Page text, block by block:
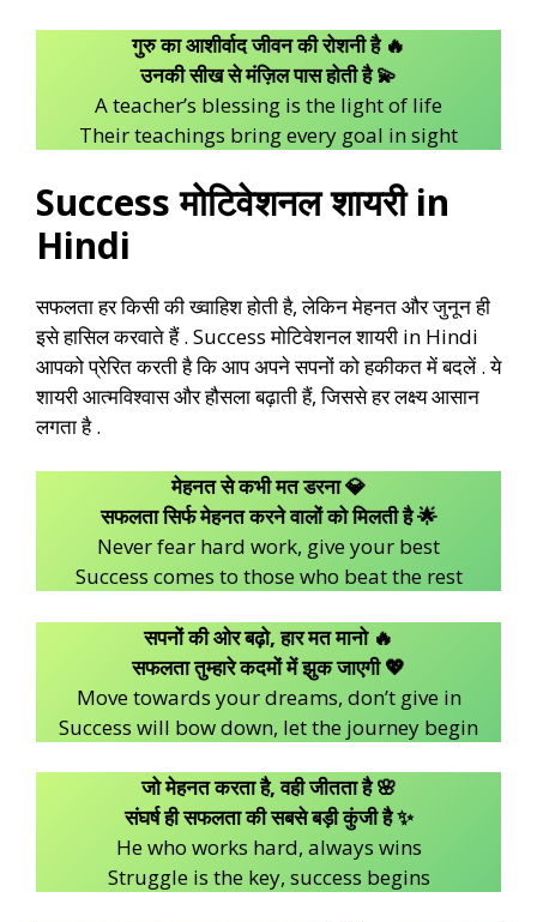
गुरु का आशीर्वाद जीवन की रोशनी है 🔥
उनकी सीख से मंज़िल पास होती है 💫
A teacher’s blessing is the light of life
Their teachings bring every goal in sight
Success मोटिवेशनल शायरी in
Hindi
सफलता हर किसी की ख्वाहिश होती है, लेकिन मेहनत और जुनून ही
इसे हासिल करवाते हैं . Success मोटिवेशनल शायरी in Hindi
आपको प्रेरित करती है कि आप अपने सपनों को हकीकत में बदलें . ये
शायरी आत्मविश्वास और हौसला बढ़ाती हैं, जिससे हर लक्ष्य आसान
लगता है .
मेहनत से कभी मत डरना 💎
सफलता सिर्फ मेहनत करने वालों को मिलती है 🌟
Never fear hard work, give your best
Success comes to those who beat the rest
सपनों की ओर बढ़ो, हार मत मानो 🔥
सफलता तुम्हारे कदमों में झुक जाएगी 💖
Move towards your dreams, don’t give in
Success will bow down, let the journey begin
जो मेहनत करता है, वही जीतता है 🌸
संघर्ष ही सफलता की सबसे बड़ी कुंजी है ✨
He who works hard, always wins
Struggle is the key, success begins